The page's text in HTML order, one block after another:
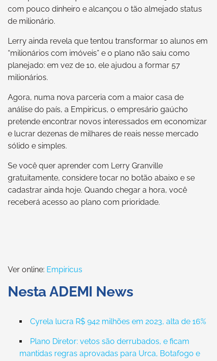
com pouco dinheiro e alcançou o tão almejado status
de milionário.
Lerry ainda revela que tentou transformar 10 alunos em
“milionários com imóveis” e o plano não saiu como
planejado: em vez de 10, ele ajudou a formar 57
milionários.
Agora, numa nova parceria com a maior casa de
análise do país, a Empiricus, o empresário gaúcho
pretende encontrar novos interessados em economizar
e lucrar dezenas de milhares de reais nesse mercado
sólido e simples.
Se você quer aprender com Lerry Granville
gratuitamente, considere tocar no botão abaixo e se
cadastrar ainda hoje. Quando chegar a hora, você
receberá acesso ao plano com prioridade.
Ver online: Empiricus
Nesta ADEMI News
Cyrela lucra R$ 942 milhões em 2023, alta de 16%
Plano Diretor: vetos são derrubados, e ficam
mantidas regras aprovadas para Urca, Botafogo e